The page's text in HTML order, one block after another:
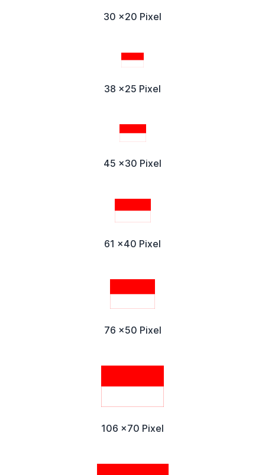
30 x20 Pixel
38 x25 Pixel
45 x30 Pixel
61 x40 Pixel
76 x50 Pixel
106 x70 Pixel